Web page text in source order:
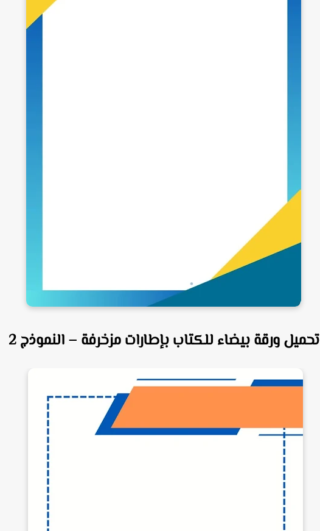
تحميل ورقة بيضاء للكتاب بإطارات مزخرفة – النموذج2